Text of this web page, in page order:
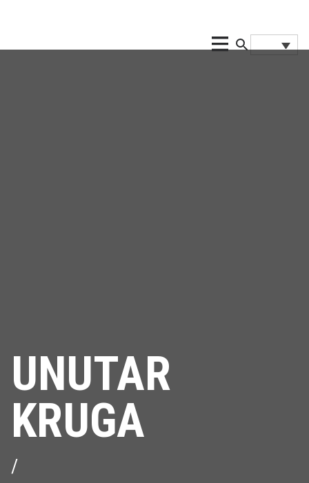
UNUTAR
KRUGA
/